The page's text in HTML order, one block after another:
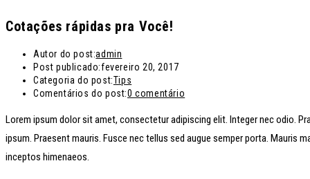
Cotações rápidas pra Você!
Autor do post:admin
Post publicado:fevereiro 20, 2017
Categoria do post:Tips
Comentários do post:0 comentário
Lorem ipsum dolor sit amet, consectetur adipiscing elit. Integer nec odio.
ipsum. Praesent mauris. Fusce nec tellus sed augue semper porta. Mauris
inceptos himenaeos.